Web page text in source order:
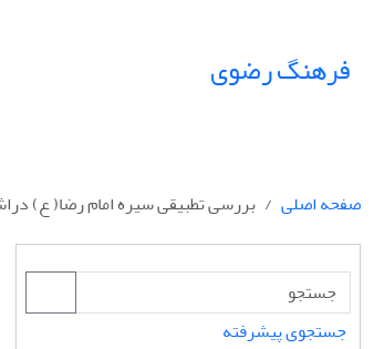
فرهنگ رضوی
صفحه اصلی بررسی تطبیقی سیره امام رضا( ع)
جستجوی پیشرفته